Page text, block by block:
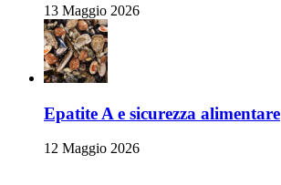
13 Maggio 2026
Epatite A e sicurezza alimentare
12 Maggio 2026